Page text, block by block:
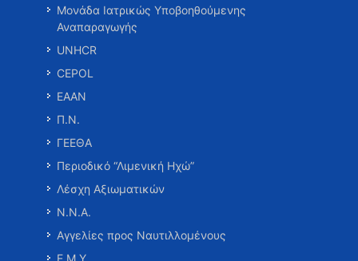
Μονάδα Ιατρικώς Υποβοηθούμενης
Αναπαραγωγής
UNHCR
CEPOL
ΕΑΑΝ
Π.Ν.
ΓΕΕΘΑ
Περιοδικό “Λιμενική Ηχώ”
Λέσχη Αξιωματικών
Ν.Ν.Α.
Αγγελίες προς Ναυτιλλομένους
Ε.Μ.Υ.